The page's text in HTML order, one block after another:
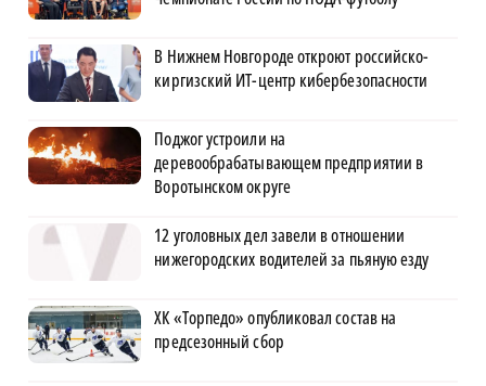
В Нижнем Новгороде откроют российско-
киргизский ИТ-центр кибербезопасности
Поджог устроили на
деревообрабатывающем предприятии в
Воротынском округе
12 уголовных дел завели в отношении
нижегородских водителей за пьяную езду
ХК «Торпедо» опубликовал состав на
предсезонный сбор